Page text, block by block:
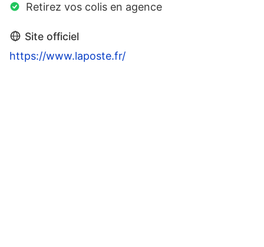
Retirez vos colis en agence
Site officiel
https://www.laposte.fr/